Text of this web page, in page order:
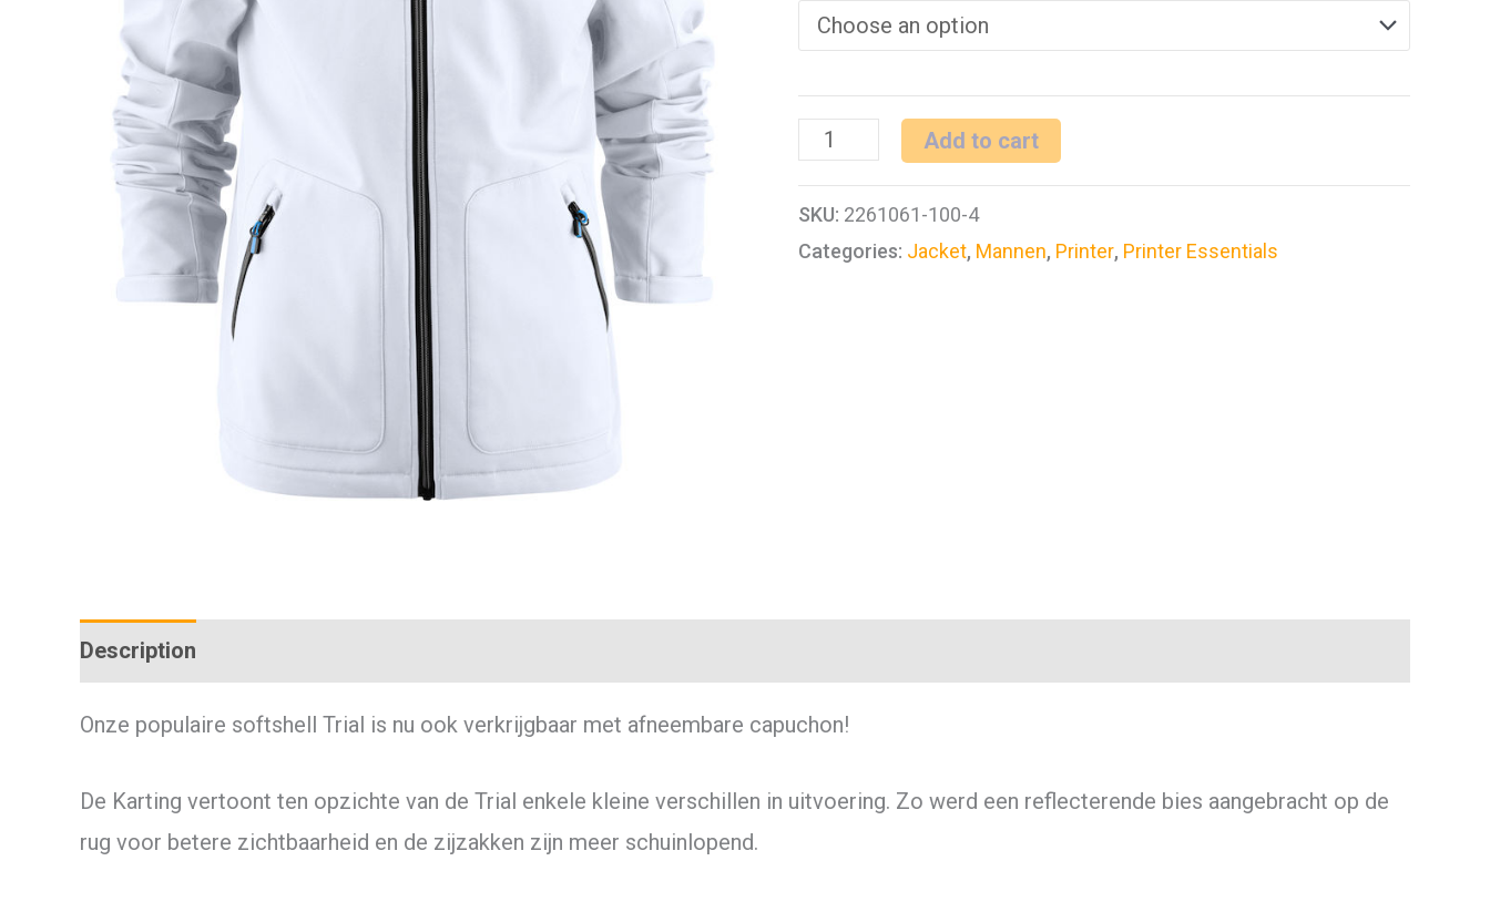
PRINTER
KARTING
JACKET
quantity
Add to cart
SKU: 2261061-100-4
Categories: Jacket, Mannen, Printer, Printer Essentials
Description
Onze populaire softshell Trial is nu ook verkrijgbaar met afneembare capuchon!
De Karting vertoont ten opzichte van de Trial enkele kleine verschillen in uitvoering. Zo werd een reflecterende bies aangebracht op de
rug voor betere zichtbaarheid en de zijzakken zijn meer schuinlopend.